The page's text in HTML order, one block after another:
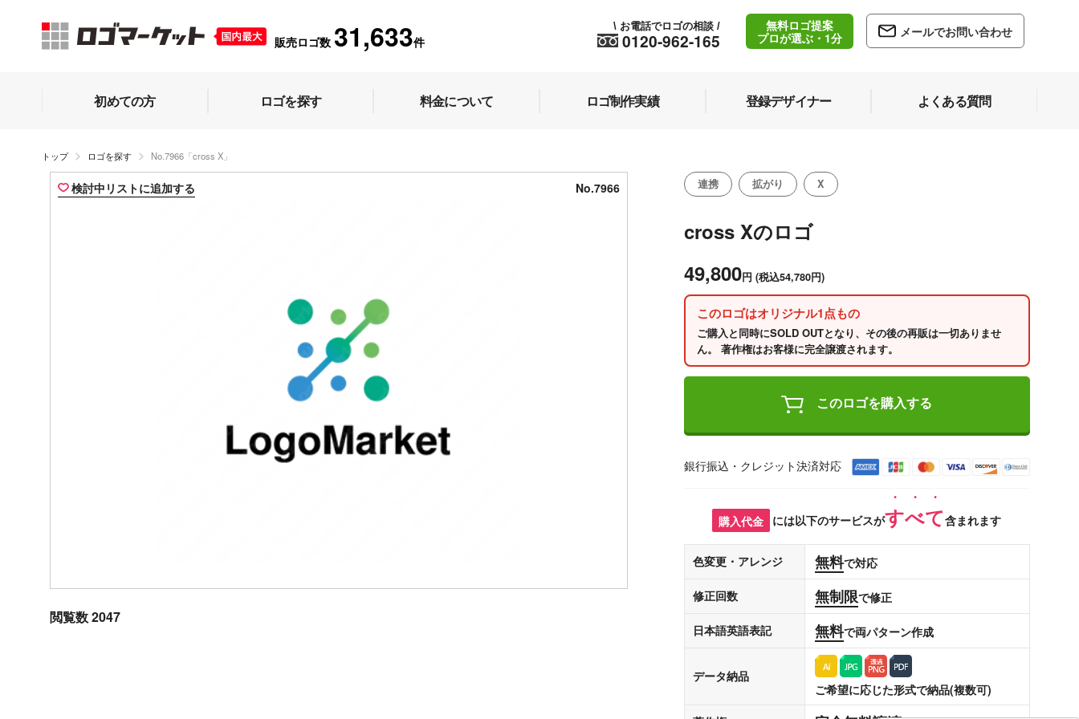
販売ロゴ数 31,633件 0120-962-165
\ お電話でロゴの相談 /
無料ロゴ提案
プロが選ぶ・1分
メールでお問い合わせ
初めての方 ロゴを探す 料金について ロゴ制作実績 登録デザイナー よくある質問
トップ ロゴを探す No.7966「cross X」
検討中リストに追加する No.7966
閲覧数 2047
連携 拡がり X
cross Xのロゴ
49,800円 (税込54,780円)
このロゴはオリジナル1点もの
ご購入と同時にSOLD OUTとなり、その後の再販は一切ありませ
ん。 著作権はお客様に完全譲渡されます。
このロゴを購入する
銀行振込・クレジット決済対応
購入代金 には以下のサービスがすべて含まれます
色変更・アレンジ 無料で対応
修正回数 無制限で修正
日本語英語表記 無料で両パターン作成
データ納品
ご希望に応じた形式で納品(複数可)